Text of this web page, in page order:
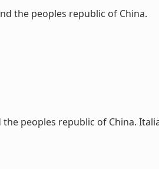
the peoples republic of China.
peoples republic of China.